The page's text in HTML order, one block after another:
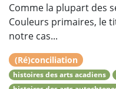
Comme la plupart des
Couleurs primaires, le
notre cas...
(Ré)conciliation
histoires des arts acadiens